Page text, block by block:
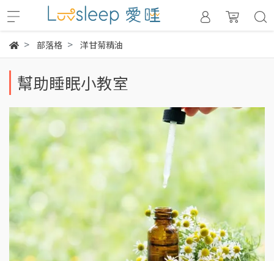
部落格 洋甘菊精油
幫助睡眠小教室